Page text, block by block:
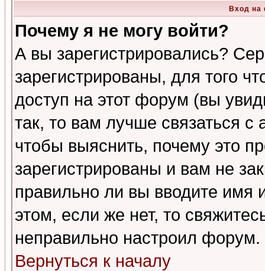
Вход на
Почему я не могу войти?
А вы зарегистрировались?
зарегистрированы, для того
доступ на этот форум (вы
так, то вам лучше связаться
чтобы выяснить, почему это
зарегистрированы и вам не
правильно ли вы вводите
этом, если же нет, то
неправильно настроил форум.
Вернуться к началу